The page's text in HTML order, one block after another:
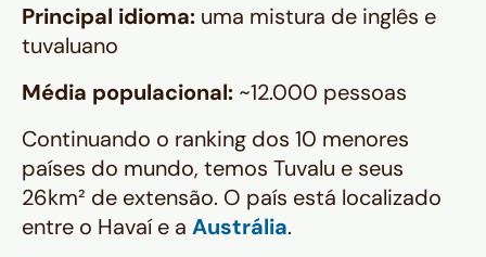
Principal idioma: uma mistura de inglês e
tuvaluano
Média populacional: ~12.000 pessoas
Continuando o ranking dos 10 menores
países do mundo, temos Tuvalu e seus
26km² de extensão. O país está localizado
entre o Havaí e a Austrália.